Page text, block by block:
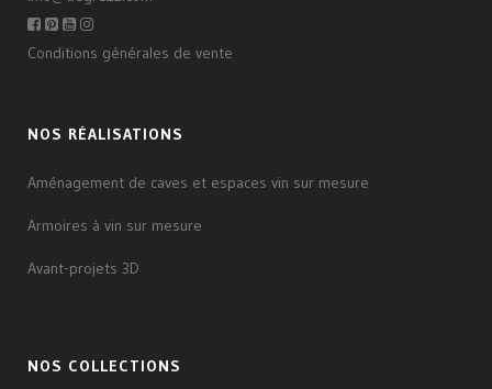
Conditions générales de vente
NOS RÉALISATIONS
Aménagement de caves et espaces vin sur mesure
Armoires à vin sur mesure
Avant-projets 3D
NOS COLLECTIONS